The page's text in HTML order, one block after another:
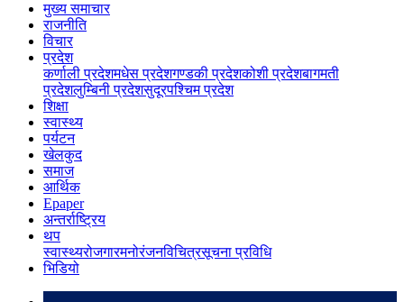
मुख्य समाचार
राजनीति
विचार
प्रदेश
कर्णाली प्रदेशमधेस प्रदेशगण्डकी प्रदेशकोशी प्रदेशबागमती
प्रदेशलुम्बिनी प्रदेशसुदूरपश्चिम प्रदेश
शिक्षा
स्वास्थ्य
पर्यटन
खेलकुद
समाज
आर्थिक
Epaper
अन्तर्राष्ट्रिय
थप
स्वास्थ्यरोजगारमनोरंजनविचित्रसूचना प्रविधि
भिडियो